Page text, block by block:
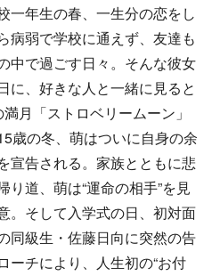
一年生の春、一生分の恋をし
病弱で学校に通えず、友達も
中で過ごす日々。そんな彼女
に、好きな人と一緒に見ると
月「ストロベリームーン」
歳の冬、萌はついに自身の余
宣告される。家族とともに悲
り道、萌は“運命の相手”を見
。そして入学式の日、初対面
同級生・佐藤日向に突然の告
ーチにより、人生初の“お付